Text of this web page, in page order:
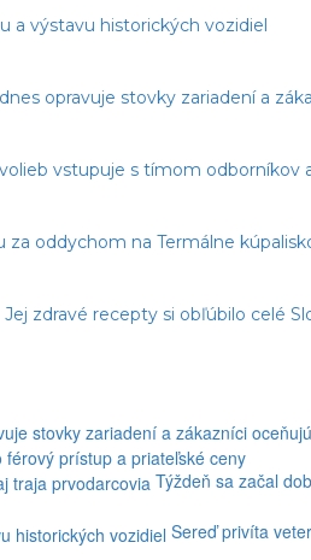
a výstavu historických vozidiel
opravuje stovky zariadení a
vstupuje s tímom
oddychom na Termálne
zdravé recepty si obľúbilo celé
prístup a priateľské ceny
Týždeň sa začal
Sereď privíta